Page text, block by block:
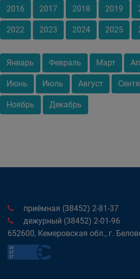
2016 2017 2018 2019
2022 2023 2024 2025
Январь Февраль Март
Июнь Июль Август
Ноябрь Декабрь
приёмная (38452) 2-81-37
дежурный (38452) 2-01-96
652600, Кемеровская обл., г.